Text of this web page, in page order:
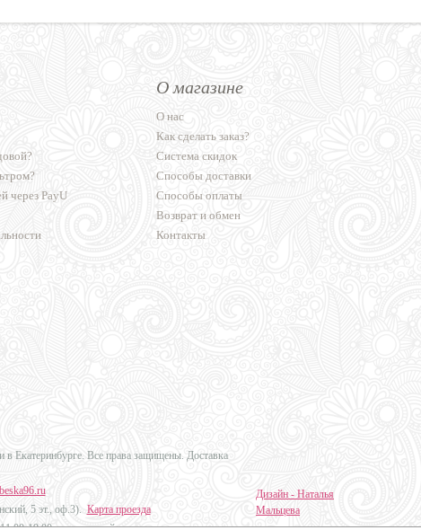
через PayU
О магазине
О нас
Как сделать заказ?
Система скидок
Способы доставки
Способы оплаты
Возврат и обмен
Контакты
Екатеринбурге. Все права защищены. Доставка
5 эт., оф.3). Карта проезда
Дизайн - Наталья
Мальцева